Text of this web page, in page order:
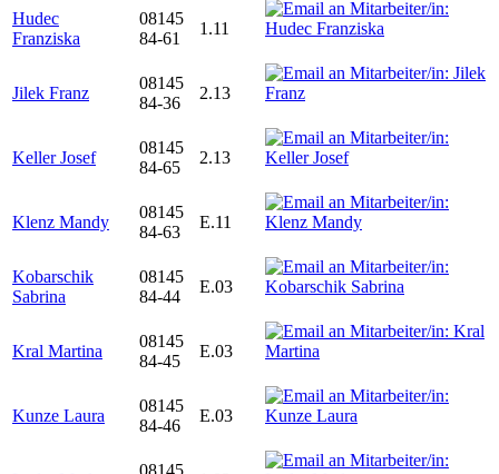
Hudec
Franziska
08145
84-61
1.11
Jilek Franz
08145
84-36
2.13
Keller Josef
08145
84-65
2.13
Klenz Mandy
08145
84-63
E.11
Kobarschik
Sabrina
08145
84-44
E.03
Kral Martina
08145
84-45
E.03
Kunze Laura
08145
84-46
E.03